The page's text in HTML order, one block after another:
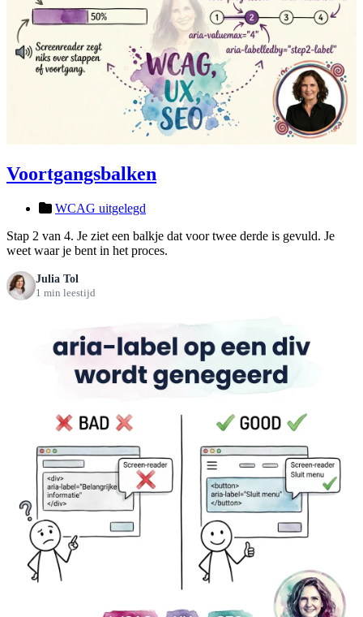
Voortgangsbalken
WCAG uitgelegd
Stap 2 van 4. Je ziet een balkje dat voor twee derde is gevuld. Je
weet waar je bent in het proces.
Julia Tol
1 min leestijd